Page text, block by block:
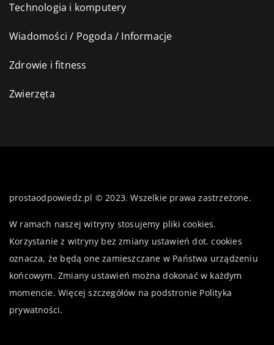
Technologia i komputery
Wiadomości / Pogoda / Informacje
Zdrowie i fitness
Zwierzęta
prostaodpowiedz.pl © 2023. Wszelkie prawa zastrzeżone.
W ramach naszej witryny stosujemy pliki cookies.
Korzystanie z witryny bez zmiany ustawień dot. cookies
oznacza, że będą one zamieszczane w Państwa urządzeniu
końcowym. Zmiany ustawień można dokonać w każdym
momencie. Więcej szczegółów na podstronie Polityka
prywatności.